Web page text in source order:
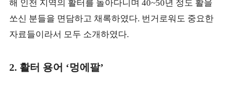
40~50
쏘신 분들을 면담하고 채록하였다. 번거로워도 중요한
자료들이라서 모두 소개하였다.
2. 활터 용어 ‘멍에팔’